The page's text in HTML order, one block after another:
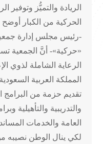
الريادة والتميُّز وتوفير
الحركية من الكبار
-رئيس مجلس إدارة جمعية
«حركية»- أنَّ الجمعية
الرعاية الشاملة لذوي
المملكة العربية
تقديم حزمة من البرامج
والتدريبية والتأهيلية
العامة والخدمات
لكي ينال الوطن نصيبه